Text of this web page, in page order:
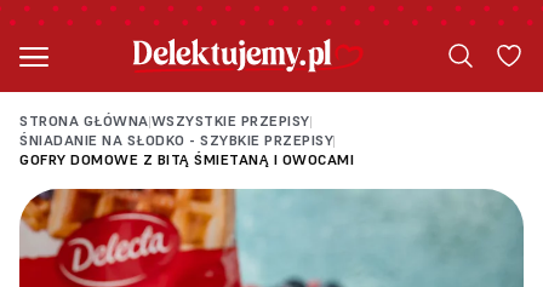
STRONA GŁÓWNA|WSZYSTKIE PRZEPISY|
ŚNIADANIE NA SŁODKO - SZYBKIE PRZEPISY|
GOFRY DOMOWE Z BITĄ ŚMIETANĄ I OWOCAMI